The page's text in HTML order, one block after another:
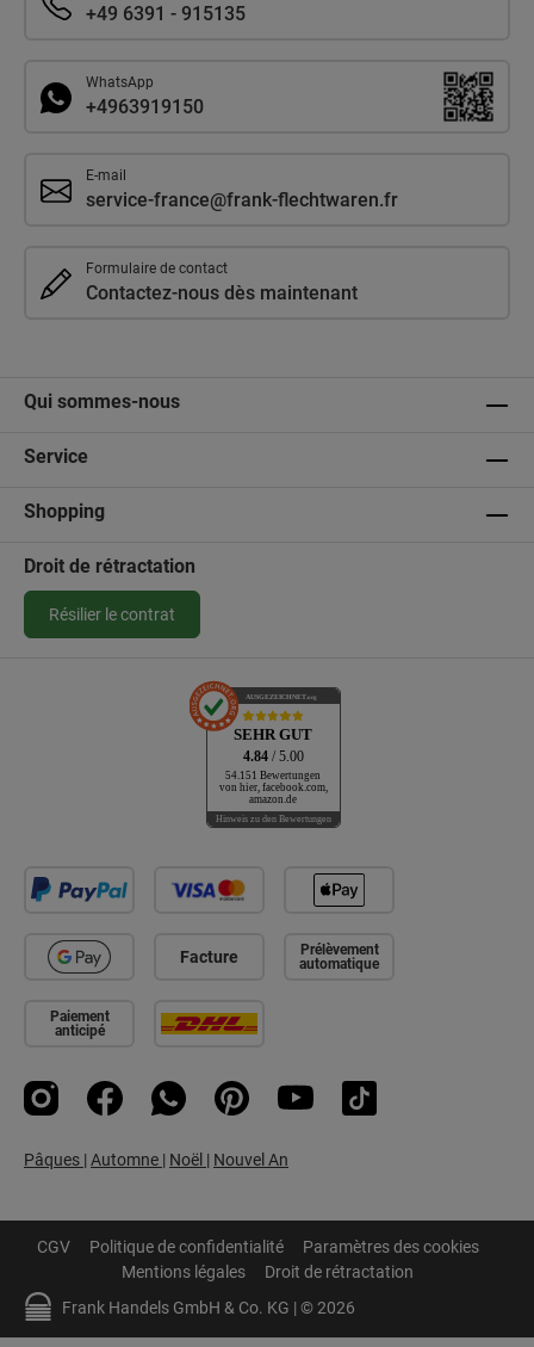
+49 6391 - 915135
WhatsApp
+4963919150
E-mail
service-france@frank-flechtwaren.fr
Formulaire de contact
Contactez-nous dès maintenant
Qui sommes-nous
Service
Shopping
Droit de rétractation
Résilier le contrat
AUSGEZEICHNET.org
SEHR GUT
4.84 / 5.00
54.151 Bewertungen
von hier, facebook.com,
amazon.de
Hinweis zu den Bewertungen
Facture
Prélèvement
automatique
Paiement
anticipé
InstagramFacebookWhatsApp PinterestYouTubeTikTok
Pâques | Automne | Noël | Nouvel An
Frank Handels GmbH & Co. KG | © 2026
CGV Politique de confidentialité
Paramètres des cookies
Mentions légales
Droit de rétractation